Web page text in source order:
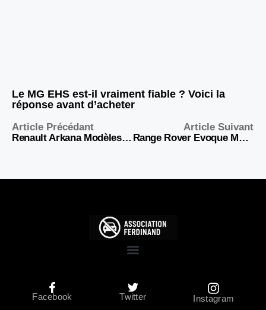
Le MG EHS est-il vraiment fiable ? Voici la
réponse avant d’acheter
Article Précédant
Renault Arkana Modèles à Éviter : Guide Fiabilité 2026
Article Suivant
Range Rover Evoque Modèles à Éviter : Guide Fiabilité 2026
Facebook Twitter Instagram